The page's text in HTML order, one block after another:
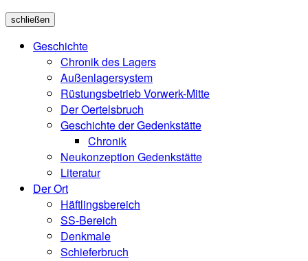
schließen
Geschichte
Chronik des Lagers
Außenlagersystem
Rüstungsbetrieb Vorwerk-Mitte
Der Oertelsbruch
Geschichte der Gedenkstätte
Chronik
Neukonzeption Gedenkstätte
Literatur
Der Ort
Häftlingsbereich
SS-Bereich
Denkmale
Schieferbruch